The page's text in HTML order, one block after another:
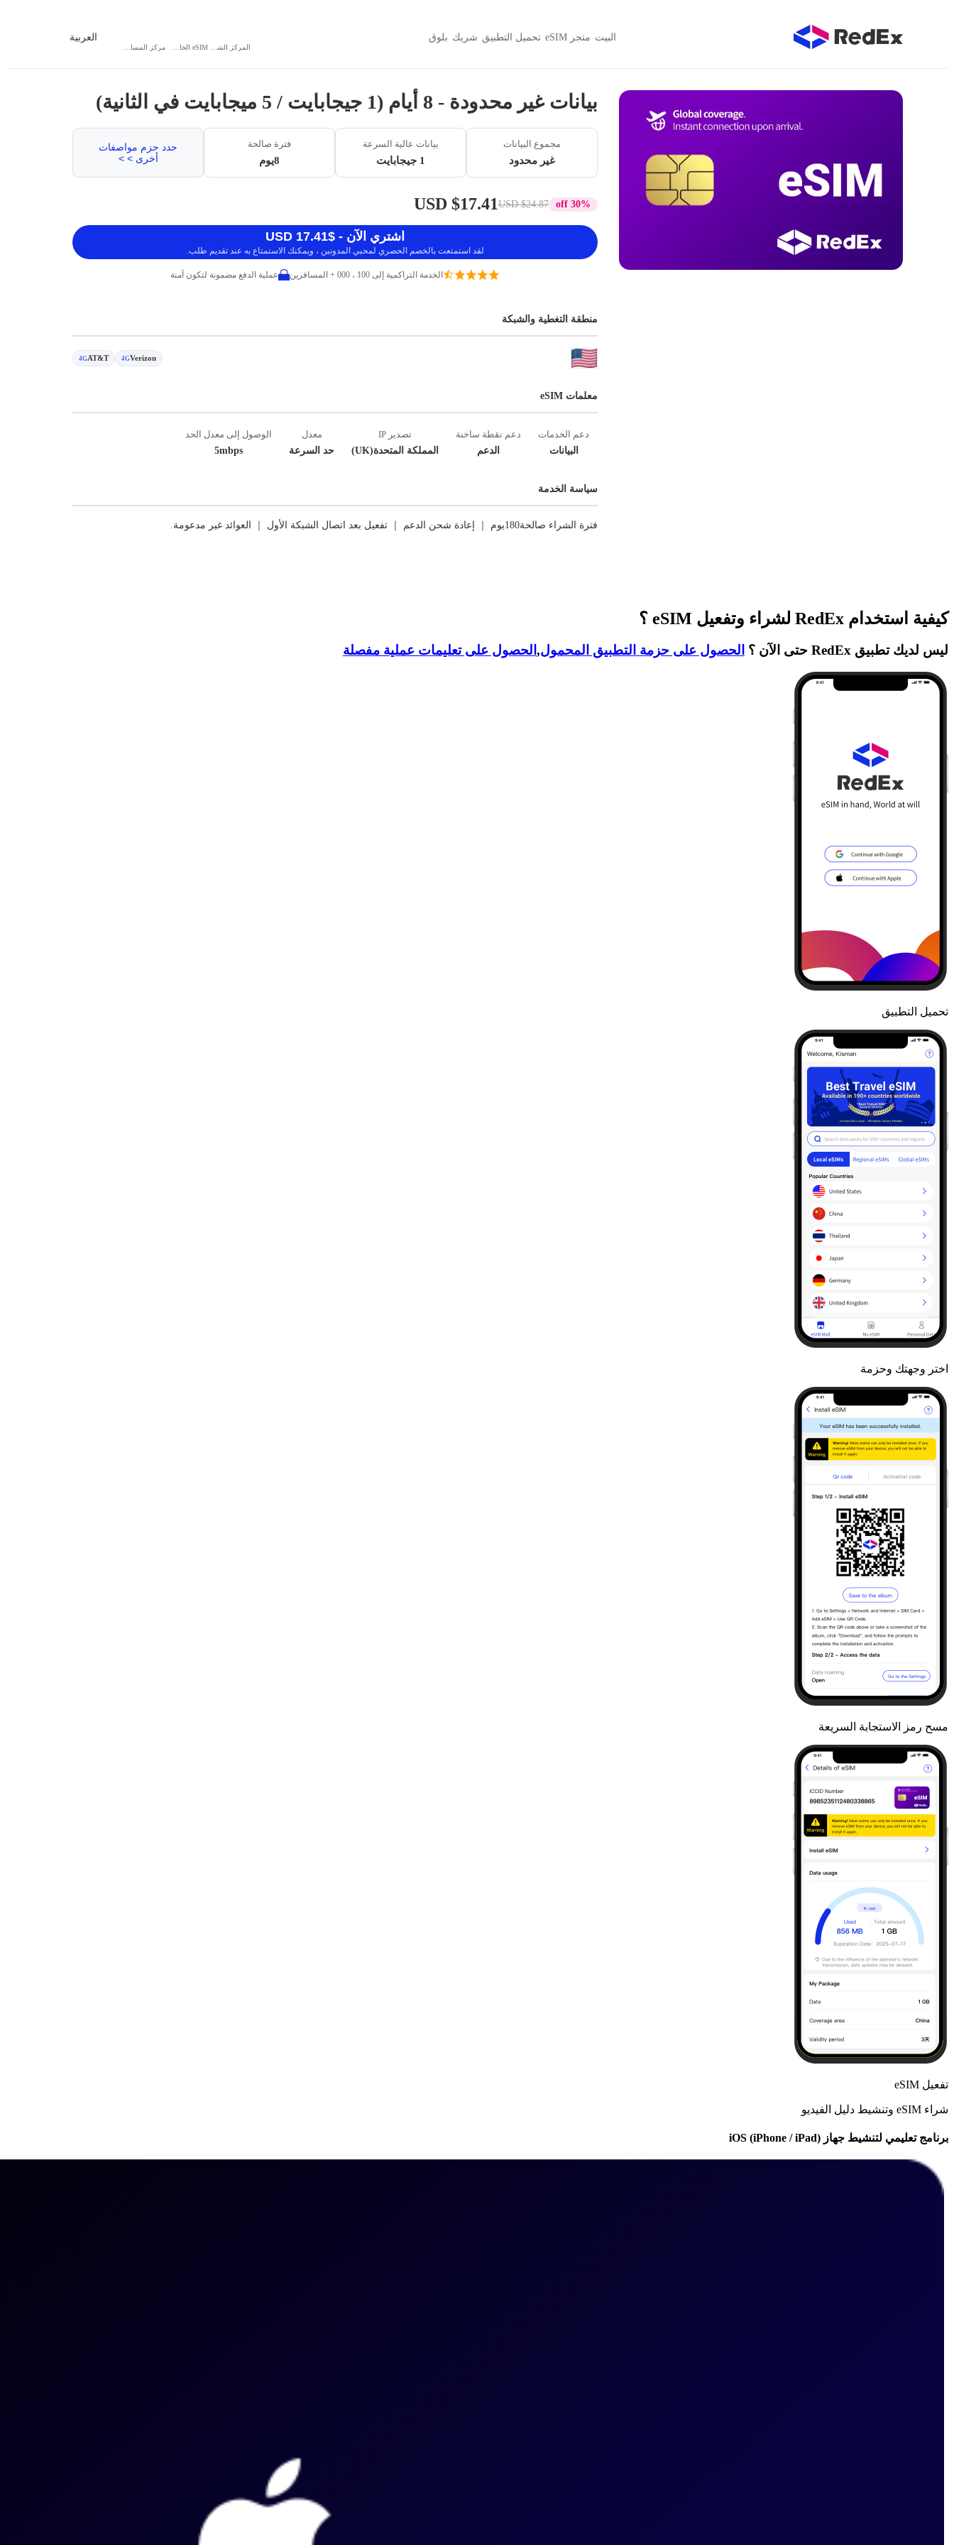
البيت متجر eSIM تحميل التطبيق شريك بلوق العربية
بيانات غير محدودة - 8 أيام (1 جيجابايت / 5 ميجابايت في الثانية)
مجموع البيانات
غير محدود
بيانات عالية السرعة
1 جيجابايت
فترة صالحة
8يوم
حدد حزم مواصفات
أخرى > >
30% off
$24.87 USD
$17.41 USD
اشتري الآن - $17.41 USD
لقد استمتعت بالخصم الحصري لمحبي المدونين ، ويمكنك الاستمتاع به عند تقديم طلب.
الخدمة التراكمية إلى 100 ، 000 + المسافرين عملية الدفع مضمونة لتكون آمنة
منطقة التغطية والشبكة
Verizon
4G
AT&T
4G
معلمات eSIM
دعم الخدمات
البيانات
دعم نقطة ساخنة
الدعم
تصدير IP
المملكة المتحدة(UK)
معدل
حد السرعة
الوصول إلى معدل الحد
5mbps
سياسة الخدمة
فترة الشراء صالحة180يوم ｜ إعادة شحن الدعم ｜ تفعيل بعد اتصال الشبكة الأول ｜ العوائد غير مدعومة.
كيفية استخدام RedEx لشراء وتفعيل eSIM ؟
ليس لديك تطبيق RedEx حتى الآن ؟ الحصول على حزمة التطبيق المحمول, الحصول على تعليمات عملية مفصلة
تحميل التطبيق
اختر وجهتك وحزمة
مسح رمز الاستجابة السريعة
تفعيل eSIM
شراء eSIM وتنشيط دليل الفيديو
برنامج تعليمي لتنشيط جهاز iOS (iPhone / iPad)